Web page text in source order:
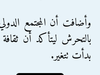
وأضافت أن المجتمع
بالتحرش ليتأكد أن
بدأت تتغير.